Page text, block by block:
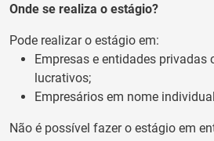
Onde se realiza o estágio?
Pode realizar o estágio em:
Empresas e entidades privadas
lucrativos;
Empresários em nome
Não é possível fazer o estágio em